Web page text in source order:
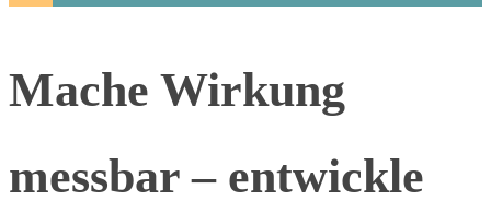
Mache Wirkung
messbar – entwickle